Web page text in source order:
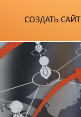
СОЗДАТЬ САЙТ